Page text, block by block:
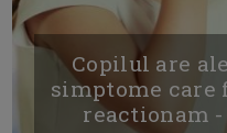
Copilul are
simptome care
reactionam